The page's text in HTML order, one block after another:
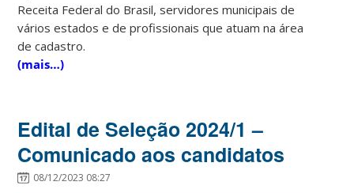
Receita Federal do Brasil, servidores municipais de
vários estados e de profissionais que atuam na área
de cadastro.
(mais…)
Edital de Seleção 2024/1 –
Comunicado aos candidatos
08/12/2023 08:27